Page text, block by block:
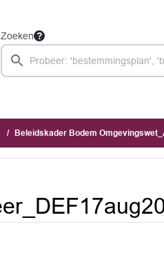
Zoeken
Beleidskader Bodem